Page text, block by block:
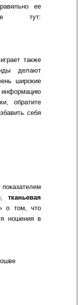
ее
тут:
также
делают
широкие
информацию
обратите
себя
тканьевая
о том, что
ношения в